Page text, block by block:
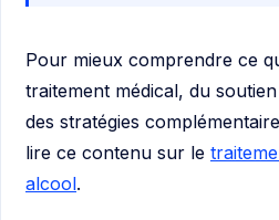
Pour mieux comprendre ce
traitement médical, du
des stratégies
lire ce contenu sur le
alcool.